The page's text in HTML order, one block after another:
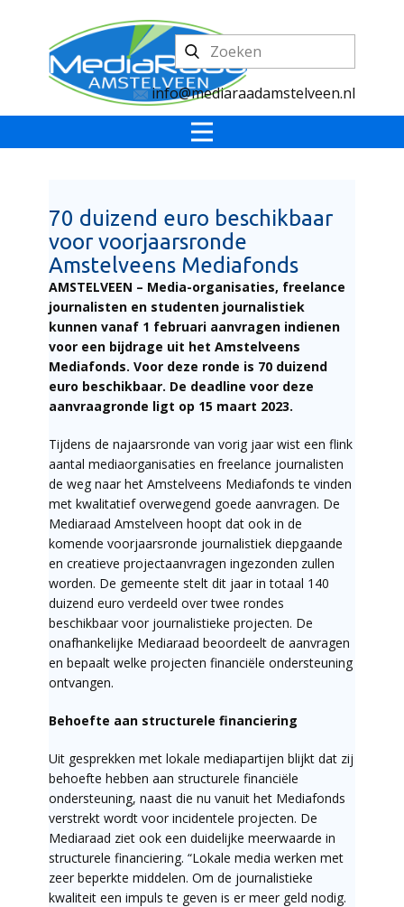
info@mediaraadamstelveen.nl
70 duizend euro beschikbaar
voor voorjaarsronde
Amstelveens Mediafonds
AMSTELVEEN – Media-organisaties, freelance
journalisten en studenten journalistiek
kunnen vanaf 1 februari aanvragen indienen
voor een bijdrage uit het Amstelveens
Mediafonds. Voor deze ronde is 70 duizend
euro beschikbaar. De deadline voor deze
aanvraagronde ligt op 15 maart 2023.
Tijdens de najaarsronde van vorig jaar wist een flink
aantal mediaorganisaties en freelance journalisten
de weg naar het Amstelveens Mediafonds te vinden
met kwalitatief overwegend goede aanvragen. De
Mediaraad Amstelveen hoopt dat ook in de
komende voorjaarsronde journalistiek diepgaande
en creatieve projectaanvragen ingezonden zullen
worden. De gemeente stelt dit jaar in totaal 140
duizend euro verdeeld over twee rondes
beschikbaar voor journalistieke projecten. De
onafhankelijke Mediaraad beoordeelt de aanvragen
en bepaalt welke projecten financiële ondersteuning
ontvangen.
Behoefte aan structurele financiering
Uit gesprekken met lokale mediapartijen blijkt dat zij
behoefte hebben aan structurele financiële
ondersteuning, naast die nu vanuit het Mediafonds
verstrekt wordt voor incidentele projecten. De
Mediaraad ziet ook een duidelijke meerwaarde in
structurele financiering. “Lokale media werken met
zeer beperkte middelen. Om de journalistieke
kwaliteit een impuls te geven is er meer geld nodig.